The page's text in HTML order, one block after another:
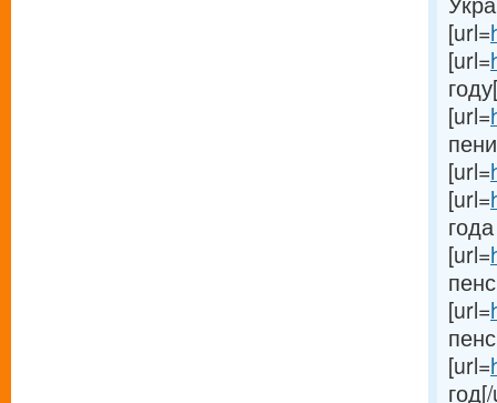
[url=
[url=
[url=
[url=
[url=
[url=
[url=
[url=